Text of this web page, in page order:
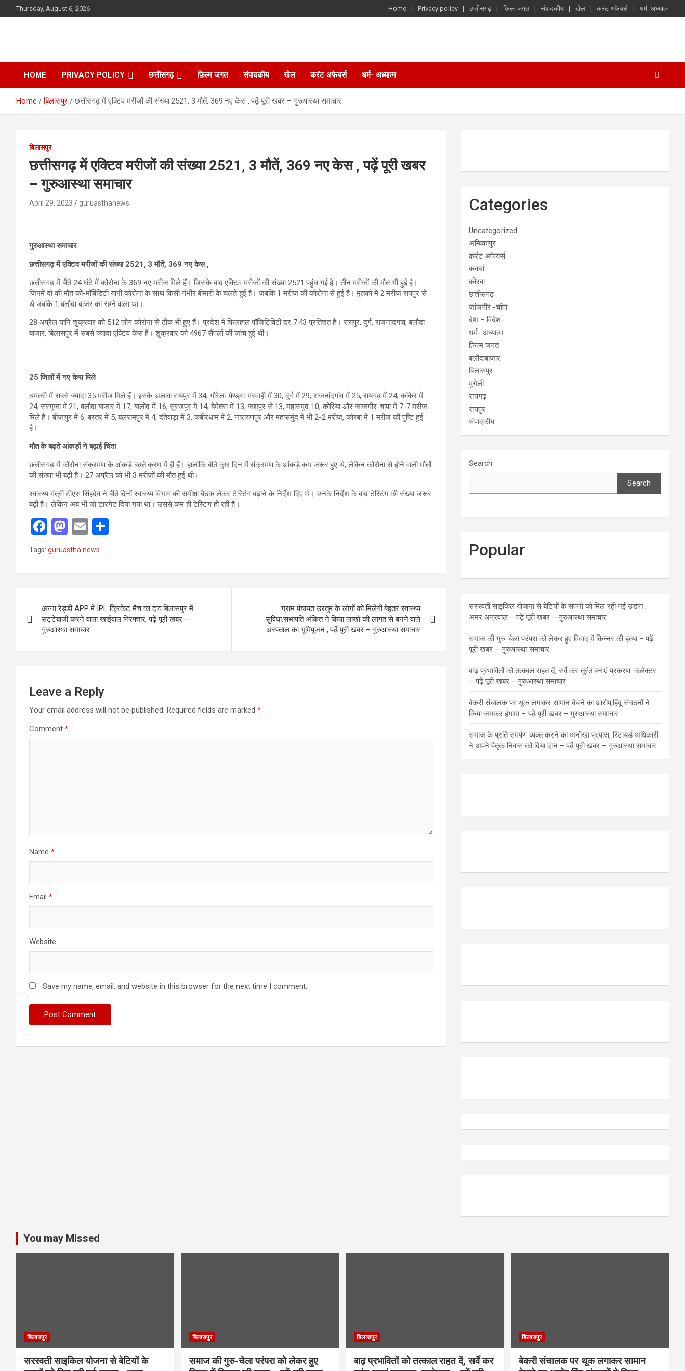
to
Thursday, August 6, 2026 Home Privacy policy छत्तीसगढ़ फ़िल्म जगत संपादकीय खेल करंट अफेयर्स धर्म- अध्यात्म
HOME PRIVACY POLICY छत्तीसगढ़ फ़िल्म जगत संपादकीय खेल करंट अफेयर्स धर्म- अध्यात्म
Home बिलासपुर छत्तीसगढ़ में एक्टिव मरीजों की संख्या 2521, 3 मौतें, 369 नए केस , पढ़ें पूरी खबर – गुरुआस्था समाचार
बिलासपुर
छत्तीसगढ़ में एक्टिव मरीजों की संख्या 2521, 3 मौतें, 369 नए केस , पढ़ें पूरी खबर
– गुरुआस्था समाचार
April 29, 2023 guruasthanews
गुरुआस्था समाचार
छत्तीसगढ़ में एक्टिव मरीजों की संख्या 2521, 3 मौतें, 369 नए केस ,
छत्तीसगढ़ में बीते 24 घंटे में कोरोना के 369 नए मरीज मिले हैं। जिसके बाद एक्टिव मरीजों की संख्या 2521 पहुंच गई है। तीन मरीजों की मौत भी हुई है।
जिनमें दो की मौत को-मॉर्बिडिटी यानी कोरोना के साथ किसी गंभीर बीमारी के चलते हुई है। जबकि 1 मरीज की कोरोना से हुई है। मृतकों में 2 मरीज रायपुर से
थे जबकि 1 बलौदा बाजर का रहने वाला था।
28 अप्रैल यानि शुक्रवार को 512 लोग कोरोना से ठीक भी हुए हैं। प्रदेश में फिलहाल पॉजिटिविटी दर 7.43 प्रतिशत है। रायपुर, दुर्ग, राजनांदगांव, बलौदा
बाजार, बिलासपुर में सबसे ज्यादा एक्टिव केस हैं। शुक्रवार को 4967 सैंपलों की जांच हुई थी।
25 जिलों में नए केस मिले
धमतरी में सबसे ज्यादा 35 मरीज मिले हैं। इसके अलावा रायपुर में 34, गौरेला-पेण्ड्रा-मरवाही में 30, दुर्ग में 29, राजनांदगांव में 25, रायगढ़ में 24, कांकेर में
24, सरगुजा में 21, बलौदा बाजार में 17, बालोद में 16, सूरजपुर में 14, बेमेतरा में 13, जशपुर से 13, महासमुंद 10, कोरिया और जांजगीर-चांपा में 7-7 मरीज
मिले हैं। बीजापुर में 6, बस्तर में 5, बलरामपुर में 4, दंतेवाड़ा में 3, कबीरधाम में 2, नारायणपुर और महासमुंद में भी 2-2 मरीज, कोरबा में 1 मरीज की पुष्टि हुई
है।
मौत के बढ़ते आंकड़ों ने बढ़ाई चिंता
छत्तीसगढ़ में कोरोना संक्रमण के आंकड़े बढ़ते क्रम में ही हैं। हालांकि बीते कुछ दिन में संक्रमण के आंकड़े कम जरूर हुए थे, लेकिन कोरोना से होने वाली मौतों
की संख्या भी बढ़ी है। 27 अप्रैल को भी 3 मरीजों की मौत हुई थी।
स्वास्थ्य मंत्री टीएस सिंहदेव ने बीते दिनों स्वास्थ्य विभाग की समीक्षा बैठक लेकर टेस्टिंग बढ़ाने के निर्देश दिए थे। उनके निर्देश के बाद टेस्टिंग की संख्या जरूर
बढ़ी है। लेकिन अब भी जो टारगेट दिया गया था। उससे कम ही टेस्टिंग हो रही है।
F
ce
b
o
k
M
a
st
o
o
n
E
ail
e
Tags: guruastha news
navigation
अन्ना रेड्डी APP में IPL क्रिकेट मैच का दांव:बिलासपुर में
सट्‌टेबाजी करने वाला खाईवाल गिरफ्तार, पढ़ें पूरी खबर –
गुरुआस्था समाचार
ग्राम पंचायत उरतुम के लोगों को मिलेगी बेहतर स्वास्थ्य
सुविधा.सभापति अंकित ने किया लाखों की लागत से बनने वाले
अस्पताल का भूमिपूजन , पढ़ें पूरी खबर – गुरुआस्था समाचार
Leave a Reply
Your email address will not be published. Required fields are marked *
Comment *
Name *
Email *
Website
Save my name, email, and website in this browser for the next time I comment.
Categories
Uncategorized
अम्बिकापुर
करंट अफेयर्स
कवर्धा
कोरबा
छत्तीसगढ़
जांजगीर -चांपा
देश – विदेश
धर्म- अध्यात्म
फ़िल्म जगत
बलौदाबाजार
बिलासपुर
मुंगेली
रायगढ़
रायपुर
संपादकीय
Search
Search
Popular
सरस्वती साइकिल योजना से बेटियों के सपनों को मिल रही नई उड़ान :
अमर अग्रवाल – पढ़ें पूरी खबर – गुरुआस्था समाचार
समाज की गुरु-चेला परंपरा को लेकर हुए विवाद में किन्नर की हत्या – पढ़ें
पूरी खबर – गुरुआस्था समाचार
बाढ़ प्रभावितों को तत्काल राहत दें, सर्वे कर तुरंत बनाएं प्रकरण: कलेक्टर
– पढ़ें पूरी खबर – गुरुआस्था समाचार
बेकरी संचालक पर थूक लगाकर सामान बेचने का आरोप,हिंदू संगठनों ने
किया जमकर हंगामा – पढ़ें पूरी खबर – गुरुआस्था समाचार
समाज के प्रति समर्पण व्यक्त करने का अनोखा प्रयास, रिटायर्ड अधिकारी
ने अपने पैतृक निवास को दिया दान – पढ़ें पूरी खबर – गुरुआस्था समाचार
You may Missed
बिलासपुर
सरस्वती साइकिल योजना से बेटियों के
बिलासपुर
समाज की गुरु-चेला परंपरा को लेकर हुए
बिलासपुर
बाढ़ प्रभावितों को तत्काल राहत दें, सर्वे कर
बिलासपुर
बेकरी संचालक पर थूक लगाकर सामान